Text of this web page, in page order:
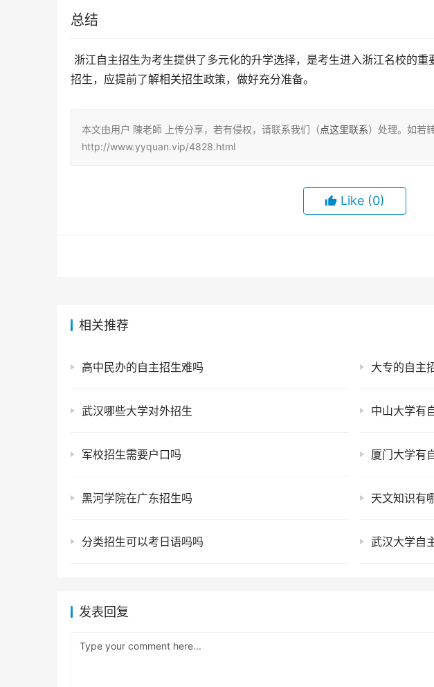
总结
招生，应提前了解相关招生政策，做好充分准备。
本文由用户 陳老師 上传分享，若有侵权，请联系我们（点这里联系）处理。如若
http://www.yyquan.vip/4828.html
Like (0)
相关推荐
高中民办的自主招生难吗 大专的自主
武汉哪些大学对外招生 中山大学有
军校招生需要户口吗 厦门大学有
黑河学院在广东招生吗 天文知识有
分类招生可以考日语吗吗 武汉大学自
发表回复